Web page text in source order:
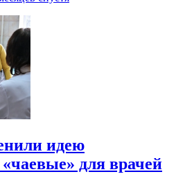
идею
«чаевые» для врачей